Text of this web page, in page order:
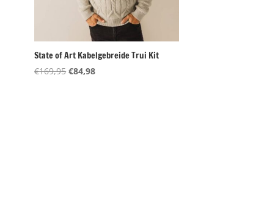
State of Art Kabelgebreide Trui Kit
€169,95 Oorspronkelijke
€84,98Huidige